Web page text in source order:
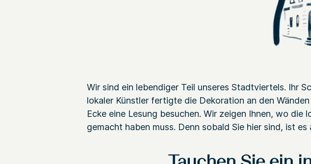
Wir sind ein lebendiger Teil unseres Stadtviertels. Ihr
lokaler Künstler fertigte die Dekoration an den
Ecke eine Lesung besuchen. Wir zeigen Ihnen, wo
gemacht haben muss. Denn sobald Sie hier sind, ist